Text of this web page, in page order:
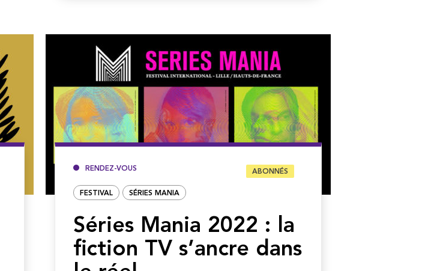
RENDEZ-VOUS ABONNÉS
FESTIVAL SÉRIES MANIA
Séries Mania 2022 : la
fiction TV s’ancre dans